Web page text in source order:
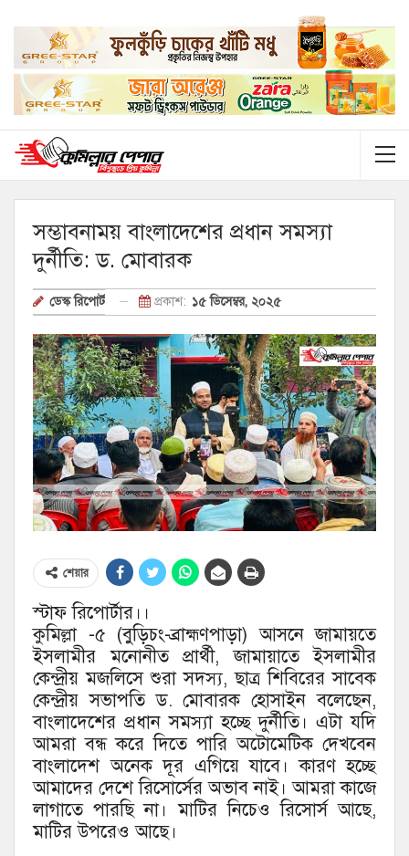
সম্ভাবনাময় বাংলাদেশের প্রধান সমস্যা
দুর্নীতি: ড. মোবারক
ডেস্ক রিপোর্ট প্রকাশ: ১৫ ডিসেম্বর, ২০২৫
শেয়ার
স্টাফ রিপোর্টার।।
কুমিল্লা -৫ (বুড়িচং-ব্রাহ্মণপাড়া) আসনে জামায়তে
ইসলামীর মনোনীত প্রার্থী, জামায়াতে ইসলামীর
কেন্দ্রীয় মজলিসে শুরা সদস্য, ছাত্র শিবিরের সাবেক
কেন্দ্রীয় সভাপতি ড. মোবারক হোসাইন বলেছেন,
বাংলাদেশের প্রধান সমস্যা হচ্ছে দুর্নীতি। এটা যদি
আমরা বন্ধ করে দিতে পারি অটোমেটিক দেখবেন
বাংলাদেশ অনেক দূর এগিয়ে যাবে। কারণ হচ্ছে
আমাদের দেশে রিসোর্সের অভাব নাই। আমরা কাজে
লাগাতে পারছি না। মাটির নিচেও রিসোর্স আছে,
মাটির উপরেও আছে।